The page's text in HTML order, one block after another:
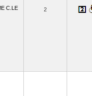
C.LE
2